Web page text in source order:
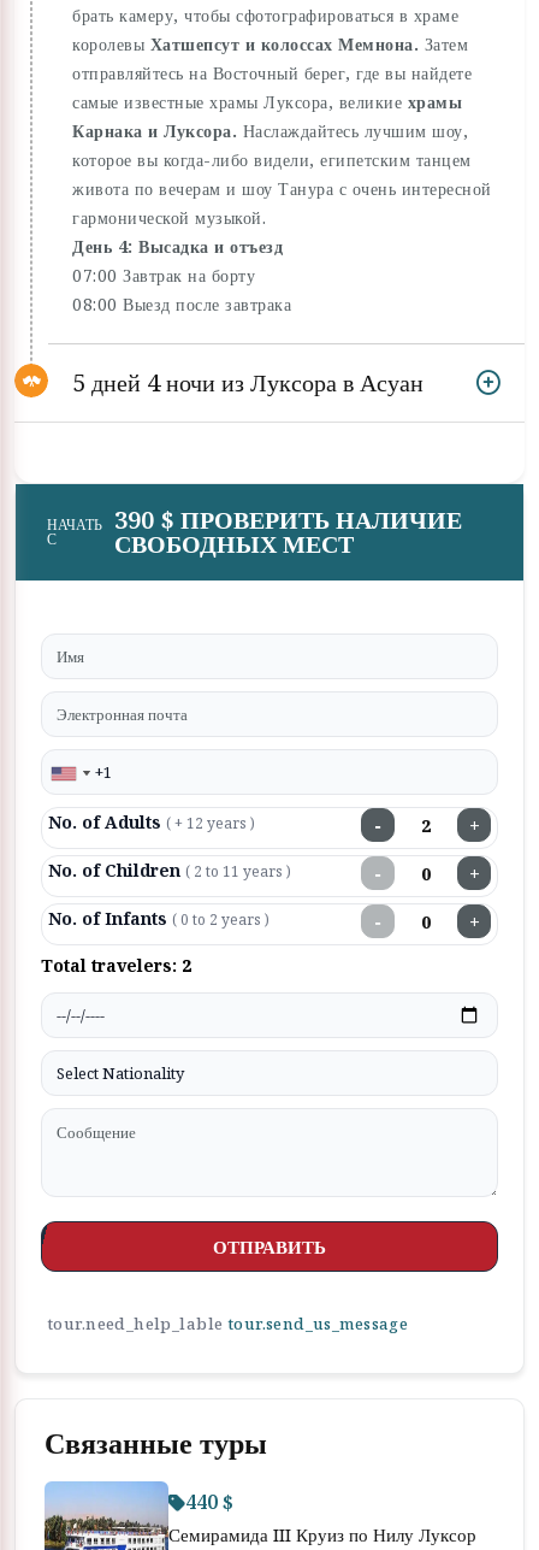
брать камеру, чтобы сфотографироваться в храме
королевы Хатшепсут и колоссах Мемнона. Затем
отправляйтесь на Восточный берег, где вы найдете
самые известные храмы Луксора, великие храмы
Карнака и Луксора. Наслаждайтесь лучшим шоу,
которое вы когда-либо видели, египетским танцем
живота по вечерам и шоу Танура с очень интересной
гармонической музыкой.
День 4: Высадка и отъезд
07:00 Завтрак на борту
08:00 Выезд после завтрака
5 дней 4 ночи из Луксора в Асуан
НАЧАТЬ
С
390 $ ПРОВЕРИТЬ НАЛИЧИЕ
СВОБОДНЫХ МЕСТ
No. of Adults ( + 12 years ) − +
No. of Children ( 2 to 11 years ) − +
No. of Infants ( 0 to 2 years ) − +
Total travelers: 2
ОТПРАВИТЬ
tour.need_help_lable tour.send_us_message
Связанные туры
440 $
Семирамида III Круиз по Нилу Луксор